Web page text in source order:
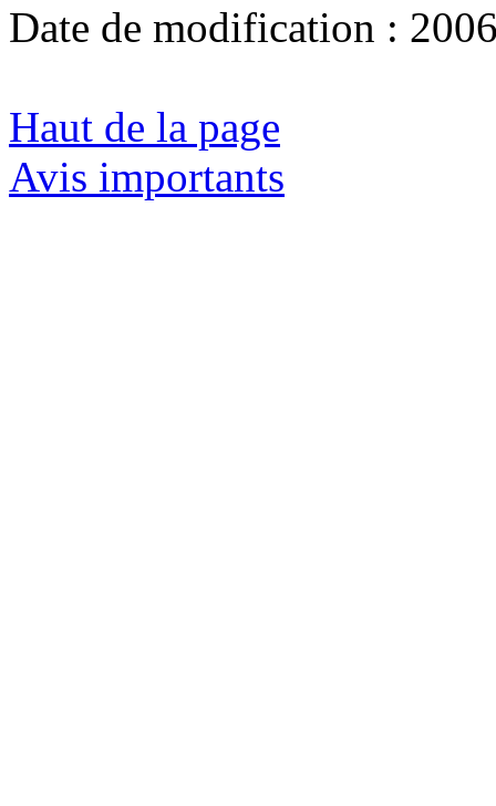
Date de modification :
Haut de la page
Avis importants